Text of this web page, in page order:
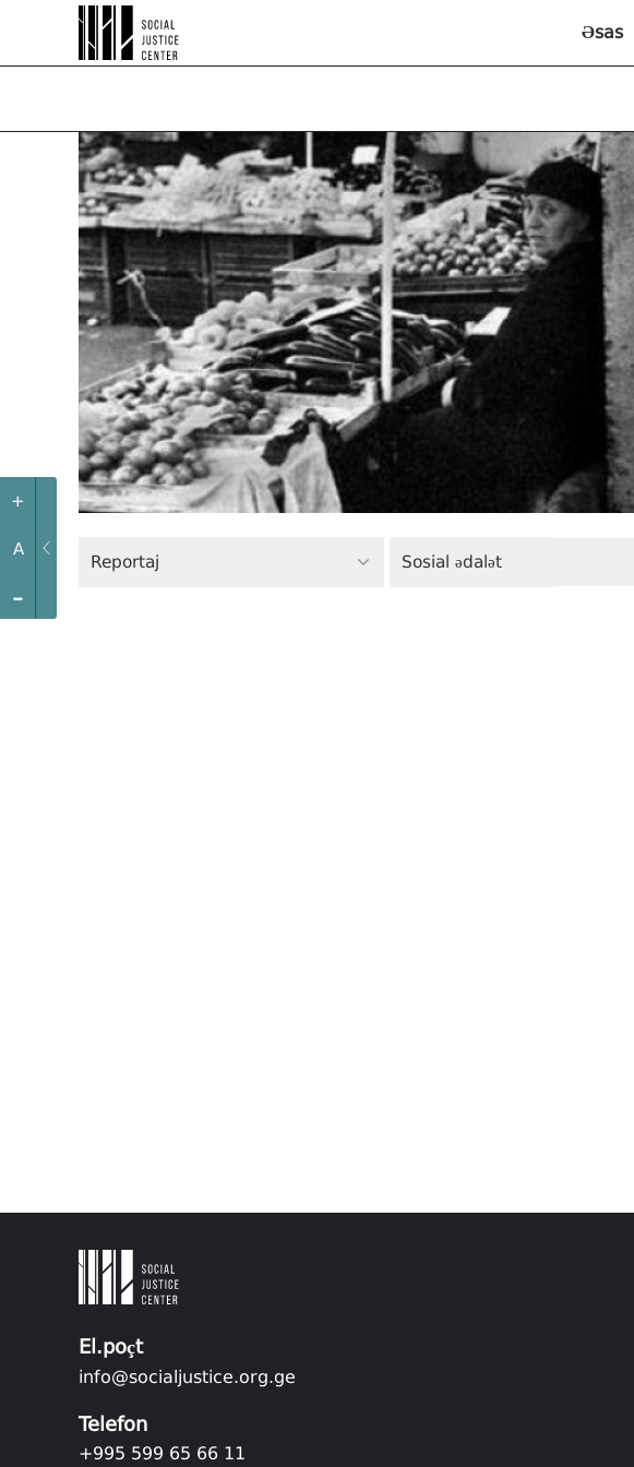
+
A
-
Əsas
Reportaj Sosial ədalət
El.poçt
info@socialjustice.org.ge
Telefon
+995 599 65 66 11